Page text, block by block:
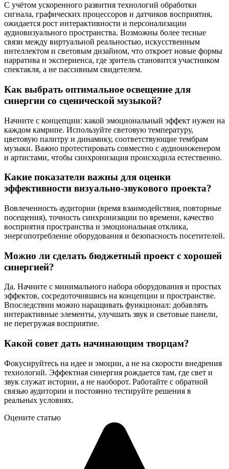
С учётом ускоренного развития технологий обработки
сигнала, графических процессоров и датчиков восприятия,
ожидается рост интерактивности и персонализации
аудиовизуального пространства. Возможны более тесные
связи между виртуальной реальностью, искусственным
интеллектом и световым дизайном, что откроет новые формы
нарратива и экспериенса, где зритель становится участником
спектакля, а не пассивным свидетелем.
Как выбрать оптимальное освещение для
синергии со сценической музыкой?
Начните с концепции: какой эмоциональный эффект нужен на
каждом камрипе. Используйте световую температуру,
цветовую палитру и динамику, соответствующие тембрам
музыки. Важно протестировать совместно с аудиоинженером
и артистами, чтобы синхронизация происходила естественно.
Какие показатели важны для оценки
эффективности визуально-звукового проекта?
Вовлеченность аудитории (время взаимодействия, повторные
посещения), точность синхронизации по времени, качество
восприятия пространства и эмоциональная отклика,
энергопотребление оборудования и безопасность посетителей.
Можно ли сделать бюджетный проект с хорошей
синергией?
Да. Начните с минимального набора оборудования и простых
эффектов, сосредоточившись на концепции и пространстве.
Впоследствии можно наращивать функционал: добавлять
интерактивные элементы, улучшать звук и световые панели,
не перегружая восприятие.
Какой совет дать начинающим творцам?
Фокусируйтесь на идее и эмоции, а не на скорости внедрения
технологий. Эффектная синергия рождается там, где свет и
звук служат истории, а не наоборот. Работайте с обратной
связью аудитории и постоянно тестируйте решения в
реальных условиях.
Оцените статью